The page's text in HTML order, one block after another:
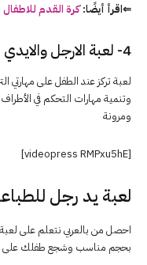
⇐اقرأ أيضًا:كرة القدم للاطفال
4- لعبة الارجل والايدي
لعبة تركز عند الطفل على مهارتي
وتنمية مهارات التحكم في
ومرونة
[videopress RMPxu5hE]
لعبة يد رجل
احصل من بالعربي نتعلم على
بحجم مناسب وشجع طفلك على